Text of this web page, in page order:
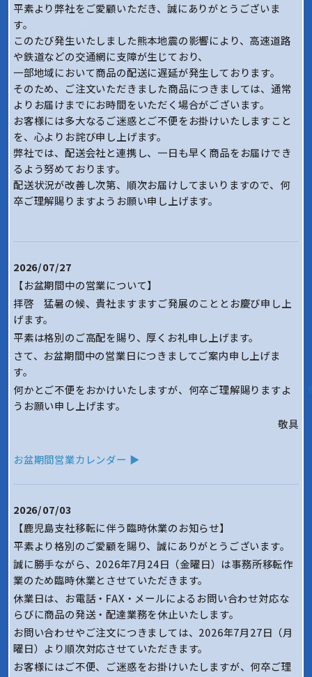
平素より弊社をご愛顧いただき、誠にありがとうございま
す。
このたび発生いたしました熊本地震の影響により、高速道路
や鉄道などの交通網に支障が生じており、
一部地域において商品の配送に遅延が発生しております。
そのため、ご注文いただきました商品につきましては、通常
よりお届けまでにお時間をいただく場合がございます。
お客様には多大なるご迷惑とご不便をお掛けいたしますこと
を、心よりお詫び申し上げます。
弊社では、配送会社と連携し、一日も早く商品をお届けでき
るよう努めております。
配送状況が改善し次第、順次お届けしてまいりますので、何
卒ご理解賜りますようお願い申し上げます。
2026/07/27
【お盆期間中の営業について】
拝啓 猛暑の候、貴社ますますご発展のこととお慶び申し上
げます。
平素は格別のご高配を賜り、厚くお礼申し上げます。
さて、お盆期間中の営業日につきましてご案内申し上げま
す。
何かとご不便をおかけいたしますが、何卒ご理解賜りますよ
うお願い申し上げます。
敬具
お盆期間営業カレンダー ▶
2026/07/03
【鹿児島支社移転に伴う臨時休業のお知らせ】
平素より格別のご愛顧を賜り、誠にありがとうございます。
誠に勝手ながら、2026年7月24日（金曜日）は事務所移転作
業のため臨時休業とさせていただきます。
休業日は、お電話・FAX・メールによるお問い合わせ対応な
らびに商品の発送・配達業務を休止いたします。
お問い合わせやご注文につきましては、2026年7月27日（月
曜日）より順次対応させていただきます。
お客様にはご不便、ご迷惑をお掛けいたしますが、何卒ご理